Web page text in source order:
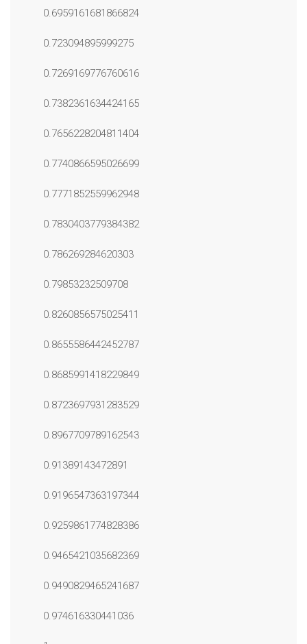
0.6959161681866824
0.723094895999275
0.7269169776760616
0.7382361634424165
0.7656228204811404
0.7740866595026699
0.7771852559962948
0.7830403779384382
0.786269284620303
0.79853232509708
0.8260856575025411
0.8655586442452787
0.8685991418229849
0.8723697931283529
0.8967709789162543
0.91389143472891
0.9196547363197344
0.9259861774828386
0.9465421035682369
0.9490829465241687
0.974616330441036